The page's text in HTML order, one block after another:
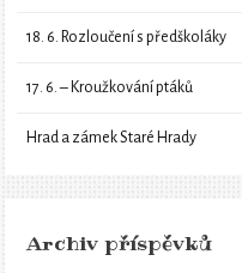
18. 6. Rozloučení s předškoláky
17. 6. – Kroužkování ptáků
Hrad a zámek Staré Hrady
Archiv příspěvků